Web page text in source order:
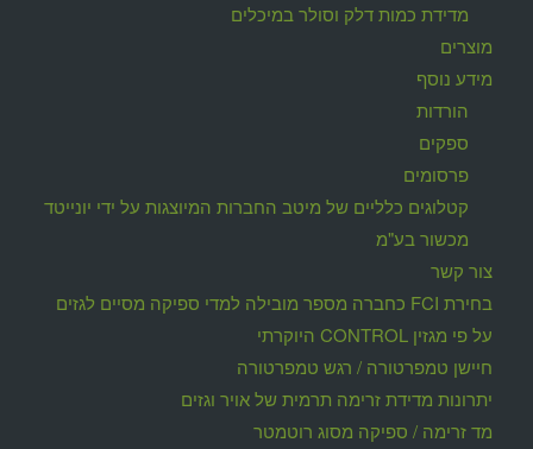
מדידת כמות דלק וסולר במיכלים
מוצרים
מידע נוסף
הורדות
ספקים
פרסומים
קטלוגים כלליים של מיטב החברות המיוצגות על ידי יונייטד
מכשור בע"מ
צור קשר
בחירת FCI כחברה מספר מובילה למדי ספיקה מסיים לגזים
על פי מגזין CONTROL היוקרתי
חיישן טמפרטורה / רגש טמפרטורה
יתרונות מדידת זרימה תרמית של אויר וגזים
מד זרימה / ספיקה מסוג רוטמטר